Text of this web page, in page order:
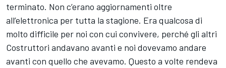
terminato. Non c’erano aggiornamenti oltre
all’elettronica per tutta la stagione. Era qualcosa di
molto difficile per noi con cui convivere, perché gli altri
Costruttori andavano avanti e noi dovevamo andare
avanti con quello che avevamo. Questo a volte rendeva